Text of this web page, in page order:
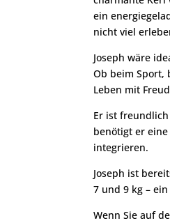
ein
nicht viel
Joseph wäre
Ob beim Sport,
Leben mit
Er ist
benötigt er
integrieren.
Joseph ist
7 und 9 kg –
Wenn Sie auf